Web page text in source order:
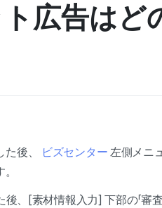
広告はど
後、 ビズセンター 左側メニ
、[素材情報入力] 下部の「審